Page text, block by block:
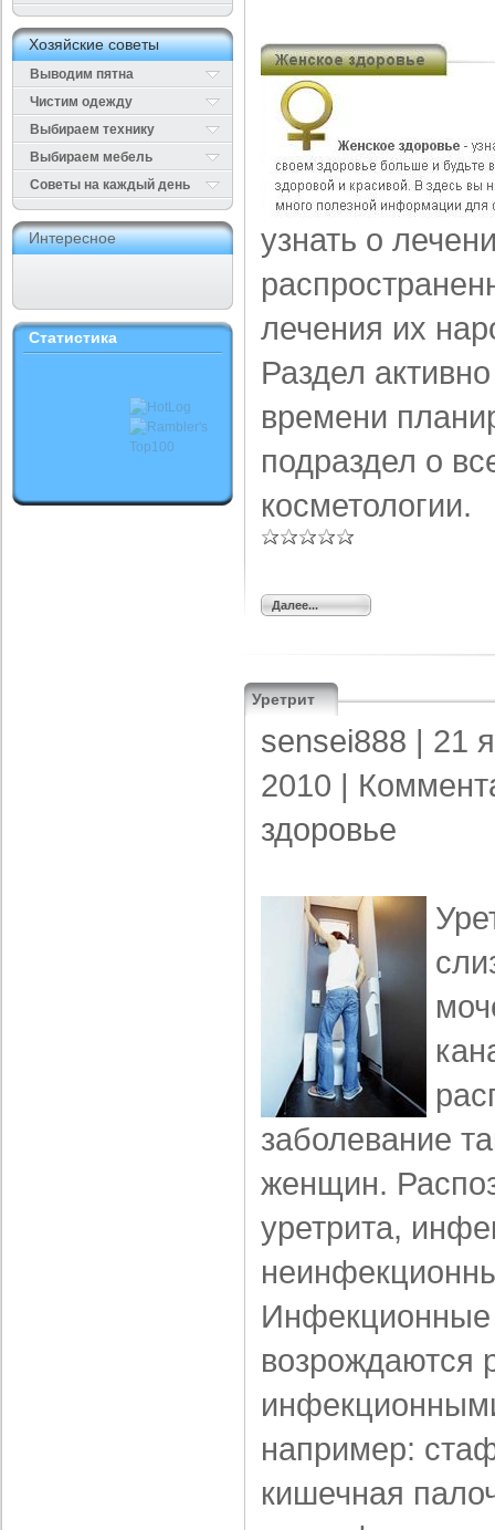
Хозяйские советы
Выводим пятна
Чистим одежду
Выбираем технику
Выбираем мебель
Cоветы на каждый день
Интересное
Статистика
узнать о
лечения их
Раздел
времени
подраздел о
косметологии.
Далее...
Уретрит
sensei888 | 21
2010 |
здоровье
заболевание
женщин.
уретрита,
Инфекционные
возрождаются
например:
кишечная